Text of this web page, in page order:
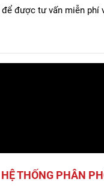
để được tư vấn miễn phí
HỆ THỐNG PHÂN